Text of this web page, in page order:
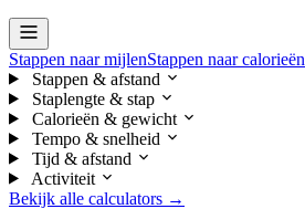
Stappen naar mijlenStappen naar calorieën
Stappen & afstand
Staplengte & stap
Calorieën & gewicht
Tempo & snelheid
Tijd & afstand
Activiteit
Bekijk alle calculators →